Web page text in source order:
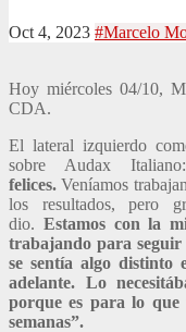
Oct 4, 2023 #Marcelo
Hoy miércoles 04/10,
CDA.
El lateral izquierdo
sobre Audax
felices. Veníamos
los resultados, pero
dio. Estamos con la
trabajando para
se sentía algo distinto
adelante. Lo
porque es para lo que
semanas”.